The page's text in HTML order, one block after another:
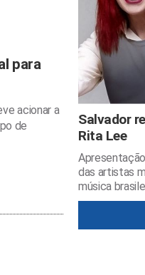
Salvador
Rita Lee
das artistas
música
para
acionar a
de